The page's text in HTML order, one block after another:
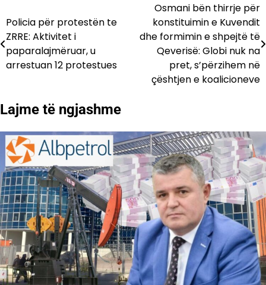
te
postimet
Policia për protestën te
ZRRE: Aktivitet i
paparalajmëruar, u
arrestuan 12 protestues
Osmani bën thirrje për
konstituimin e Kuvendit
dhe formimin e shpejtë të
Qeverisë: Globi nuk na
pret, s’përzihem në
çështjen e koalicioneve
Lajme të ngjashme